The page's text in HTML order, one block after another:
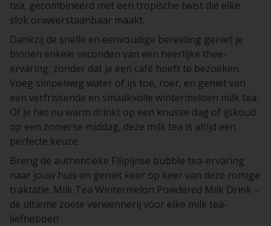
tea, gecombineerd met een tropische twist die elke
slok onweerstaanbaar maakt.
Dankzij de snelle en eenvoudige bereiding geniet je
binnen enkele seconden van een heerlijke thee-
ervaring, zonder dat je een café hoeft te bezoeken.
Voeg simpelweg water of ijs toe, roer, en geniet van
een verfrissende en smaakvolle wintermeloen milk tea.
Of je het nu warm drinkt op een knusse dag of ijskoud
op een zomerse middag, deze milk tea is altijd een
perfecte keuze.
Breng de authentieke Filipijnse bubble tea-ervaring
naar jouw huis en geniet keer op keer van deze romige
traktatie. Milk Tea Wintermelon Powdered Milk Drink –
de ultieme zoete verwennerij voor elke milk tea-
liefhebber!